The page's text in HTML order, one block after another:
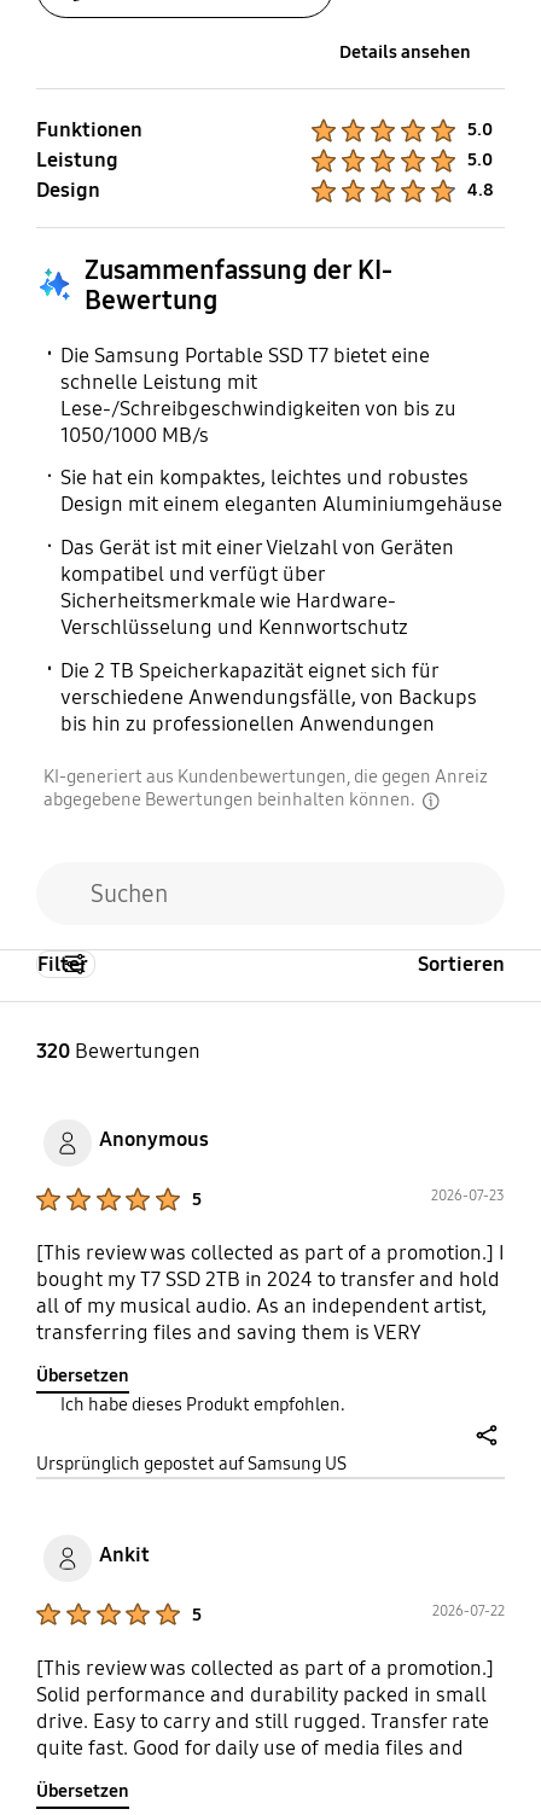
Sequenzielle
Lesegeschwindigkeit:
Bis zu 1.050 MB/s
Sequenzielle
Schreibgeschwindigkeit
: Bis zu 1.000 MB/s*
(* Die Leistung kann je
nach Host-
UASP-Modus
Unterstützung
Verschlüsselung
Verschlüsselung
Sicherheit
Software 1.0
(*Optionaler
Passwortschutz)
Zertifizierung
tick, FCC, IC, UL, TUV,
CB, EAC
RoHS-Kompatibilität
Garantie
Details ansehen
Funktionen 5.0
Leistung 5.0
Design 4.8
Zusammenfassung der KI-
Bewertung
Die Samsung Portable SSD T7 bietet eine
schnelle Leistung mit
Lese-/Schreibgeschwindigkeiten von bis zu
1050/1000 MB/s
Sie hat ein kompaktes, leichtes und robustes
Design mit einem eleganten Aluminiumgehäuse
Das Gerät ist mit einer Vielzahl von Geräten
kompatibel und verfügt über
Sicherheitsmerkmale wie Hardware-
Verschlüsselung und Kennwortschutz
Die 2 TB Speicherkapazität eignet sich für
verschiedene Anwendungsfälle, von Backups
bis hin zu professionellen Anwendungen
KI-generiert aus Kundenbewertungen, die gegen Anreiz
abgegebene Bewertungen beinhalten können.
320Bewertungen
Filter Sortieren
Anonymous
5 2026-07-23
[This review was collected as part of a promotion.] I
bought my T7 SSD 2TB in 2024 to transfer and hold
all of my musical audio. As an independent artist,
transferring files and saving them is VERY
important. Not only do I have enough space (for
now) but the ablity to customizable file names, it
having slim form factor, durability, having a type C
has all been a plus. Made different situations with
piece of tech I own today.
Übersetzen
Ich habe dieses Produkt empfohlen.
Ursprünglich gepostet auf Samsung US
Ankit
5 2026-07-22
[This review was collected as part of a promotion.]
Solid performance and durability packed in small
drive. Easy to carry and still rugged. Transfer rate
quite fast. Good for daily use of media files and
other files, you wanna carry on the go Does not
heat up much
Übersetzen